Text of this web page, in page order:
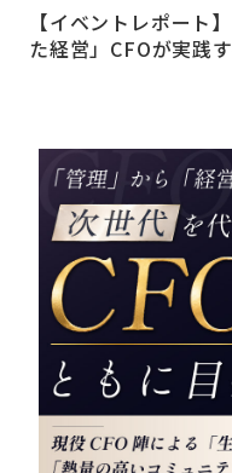
【イベントレポート
た経営」CFOが実践